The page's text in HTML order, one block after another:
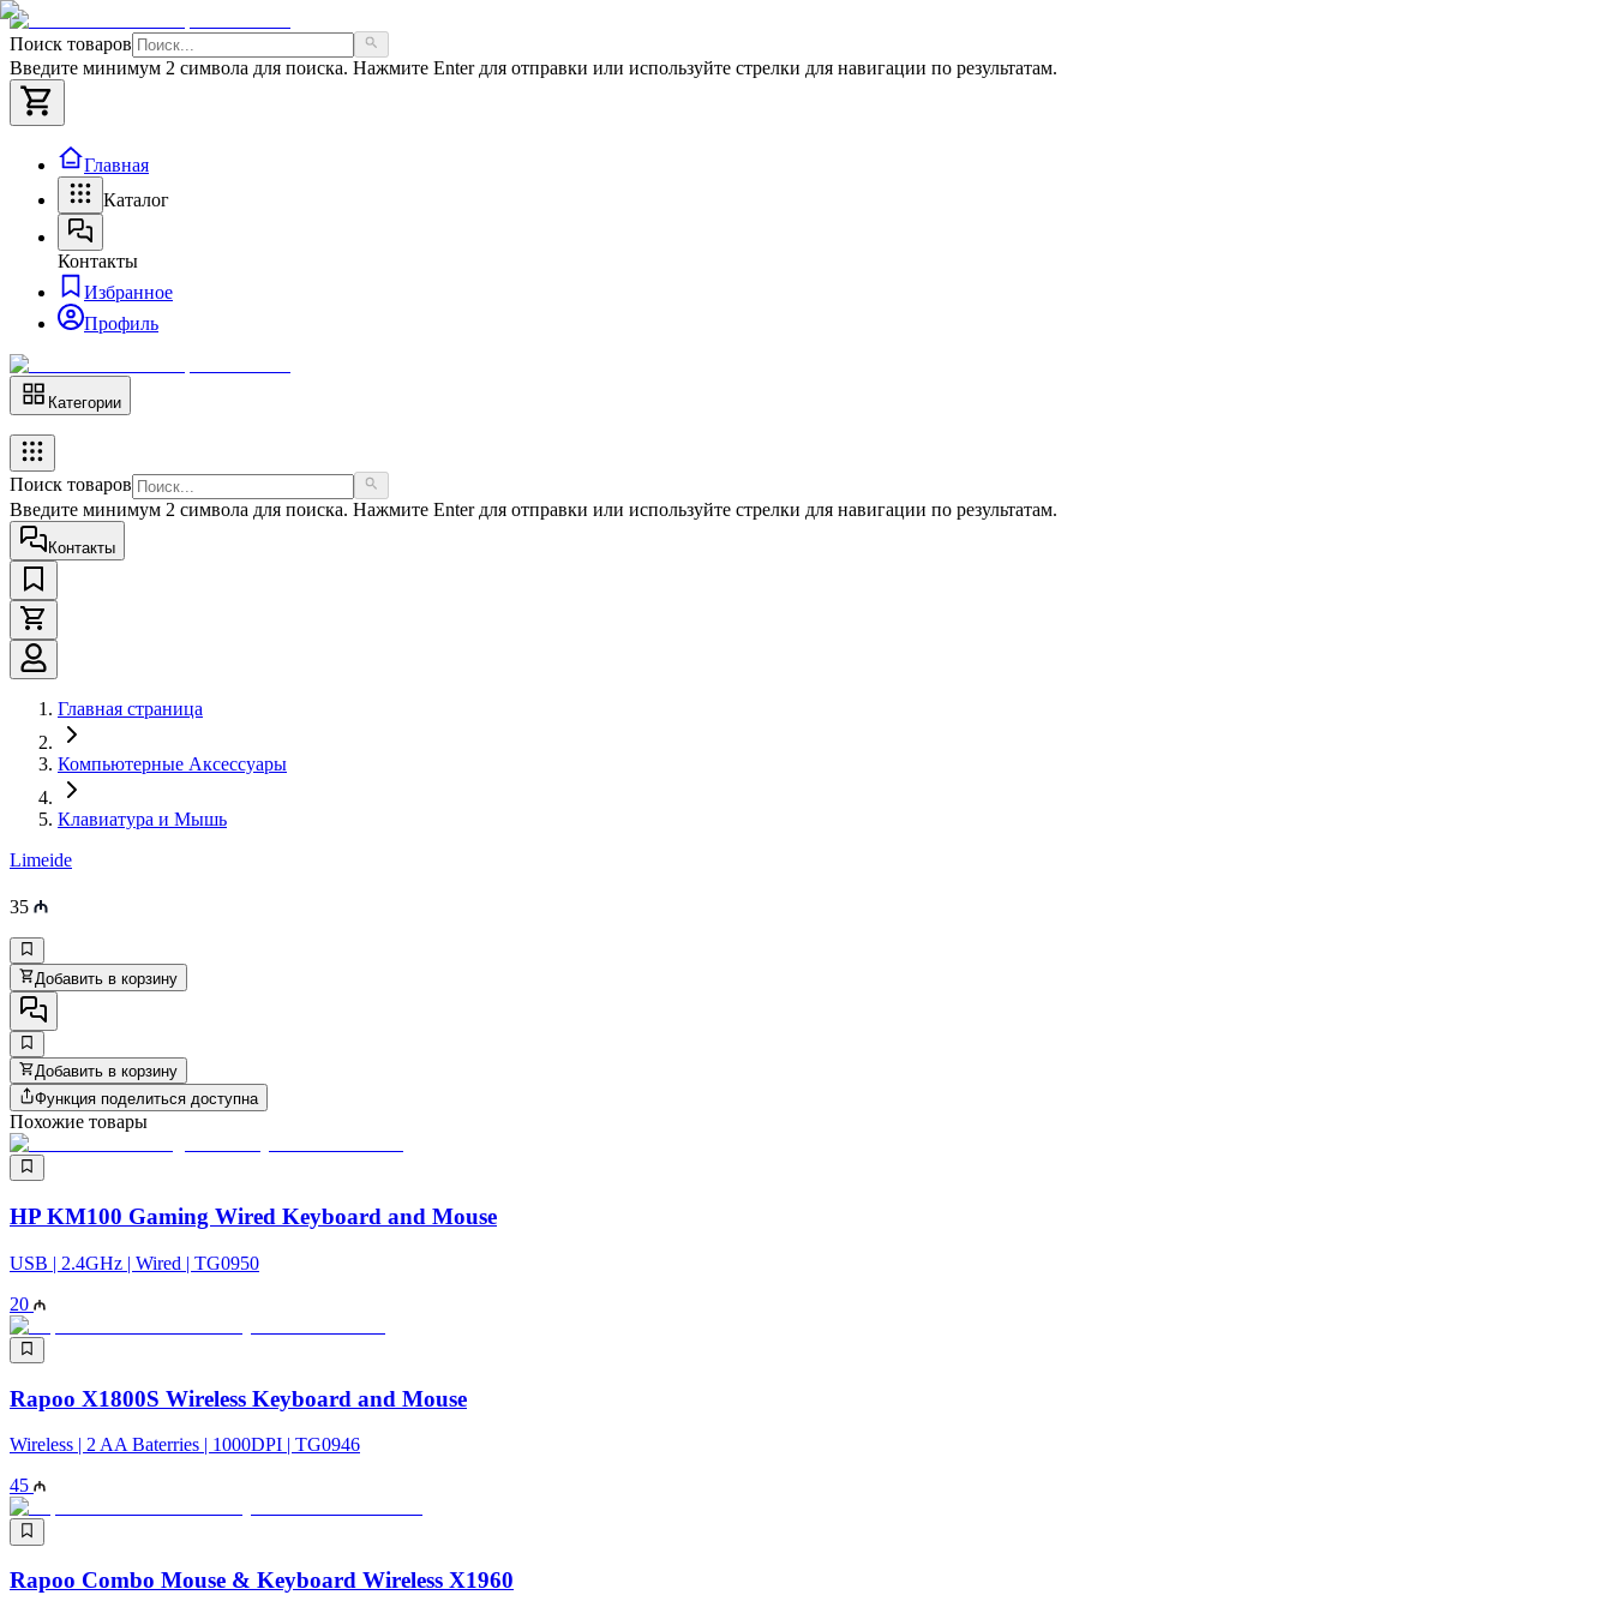
Поиск товаров
Введите минимум 2 символа для поиска. Нажмите Enter для отправки или используйте стрелки для навигации по результатам.
Главная
Каталог
Контакты
Избранное
Профиль
Категории
Поиск товаров
Введите минимум 2 символа для поиска. Нажмите Enter для отправки или используйте стрелки для навигации по результатам.
Контакты
Главная страница
Компьютерные Аксессуары
Клавиатура и Мышь
Limeide
35
Добавить в корзину
Добавить в корзину
Функция поделиться доступна
Похожие товары
HP KM100 Gaming Wired Keyboard and Mouse
USB | 2.4GHz | Wired | TG0950
20
Rapoo X1800S Wireless Keyboard and Mouse
Wireless | 2 AA Baterries | 1000DPI | TG0946
45
Rapoo Combo Mouse & Keyboard Wireless X1960